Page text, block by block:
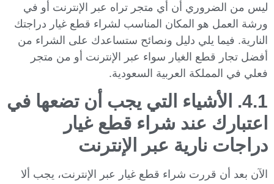
ليس من الضروري أن أي متجر تراه عبر الإنترنت أو في
ورشة العمل هو المكان المناسب لشراء قطع غيار دراجتك
النارية. فيما يلي دليل ونصائح ستساعدك على الشراء من
أفضل تجار قطع الغيار سواء عبر الإنترنت أو من متجر
فعلي في المملكة العربية السعودية.
4.1. الأشياء التي يجب أن تضعها في
اعتبارك عند شراء قطع غيار
دراجات نارية عبر الإنترنت
الآن بعد أن قررت شراء قطع غيار عبر الإنترنت، يجب ألا